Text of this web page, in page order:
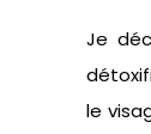
Je
le